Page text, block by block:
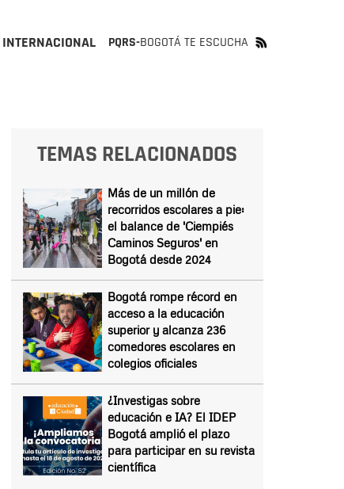
INTERNACIONAL PQRS-BOGOTÁ TE ESCUCHA
TEMAS RELACIONADOS
Más de un millón de
recorridos escolares a pie:
el balance de 'Ciempiés
Caminos Seguros' en
Bogotá desde 2024
Bogotá rompe récord en
acceso a la educación
superior y alcanza 236
comedores escolares en
colegios oficiales
¿Investigas sobre
educación e IA? El IDEP
Bogotá amplió el plazo
para participar en su revista
científica